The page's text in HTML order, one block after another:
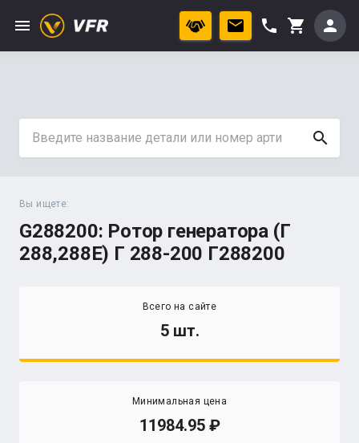
menu phone shopping_cart person
search
Вы ищете:
G288200: Ротор генератора (Г
288,288Е) Г 288-200 Г288200
Всего на сайте
5 шт.
Минимальная цена
11984.95